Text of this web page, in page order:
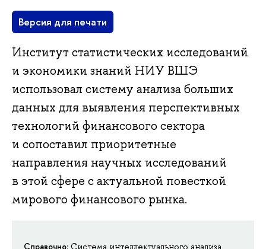
Версия для печати
Институт статистических исследований
и экономики знаний НИУ ВШЭ
использовал систему анализа больших
данных для выявления перспективных
технологий финансового сектора
и сопоставил приоритетные
направления научных исследований
в этой сфере с актуальной повесткой
мирового финансового рынка.
Справочно: Система интеллектуального анализа